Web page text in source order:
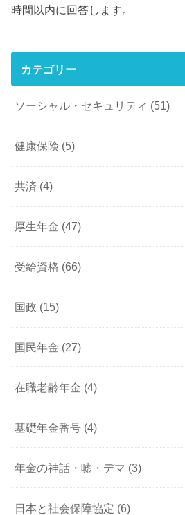
時間以内に回答します。
カテゴリー
ソーシャル・セキュリティ (51)
健康保険 (5)
共済 (4)
厚生年金 (47)
受給資格 (66)
国政 (15)
国民年金 (27)
在職老齢年金 (4)
基礎年金番号 (4)
年金の神話・嘘・デマ (3)
日本と社会保障協定 (6)